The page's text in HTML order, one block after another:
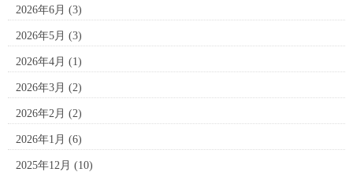
2026年6月 (3)
2026年5月 (3)
2026年4月 (1)
2026年3月 (2)
2026年2月 (2)
2026年1月 (6)
2025年12月 (10)